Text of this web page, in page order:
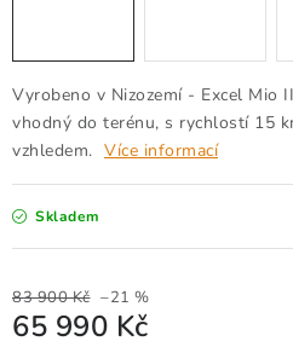
Vyrobeno v Nizozemí - Excel Mio
vhodný do terénu, s rychlostí 15
vzhledem. Více informací
Skladem
83 900 Kč –21 %
65 990 Kč